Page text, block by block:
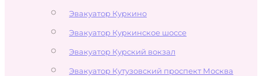
Эвакуатор Куркино
Эвакуатор Куркинское шоссе
Эвакуатор Курский вокзал
Эвакуатор Кутузовский проспект Москва